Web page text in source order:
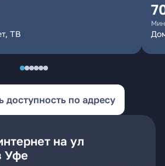
ТВ
доступность по адресу
на ул
Уфе